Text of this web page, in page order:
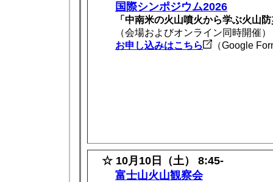
国際シンポジウム2026
「中南米の火山噴火から学ぶ火山
（会場およびオンライン同時開催）
お申し込みはこちら
（Google
☆ 10月10日（土） 8:45-
富士山火山観察会